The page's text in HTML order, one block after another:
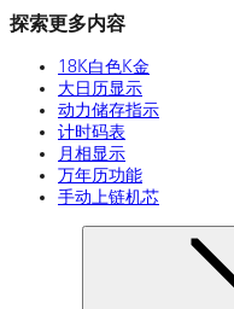
探索更多内容
18K白色K金
大日历显示
动力储存指示
计时码表
月相显示
万年历功能
手动上链机芯